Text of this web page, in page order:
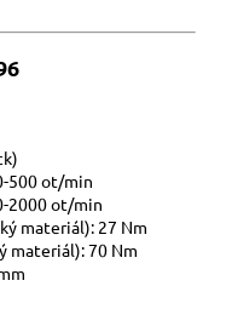
500 ot/min
2000 ot/min
materiál): 27 Nm
materiál): 70 Nm